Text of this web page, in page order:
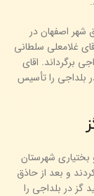
شهر اصفهان در
غلامعلی سلطانی
برگرداند. اقای
تولید گز در بلداجی را تأسیس
بختیاری شهرستان
کردند و بعد از حاذق
گز در بلداجی را